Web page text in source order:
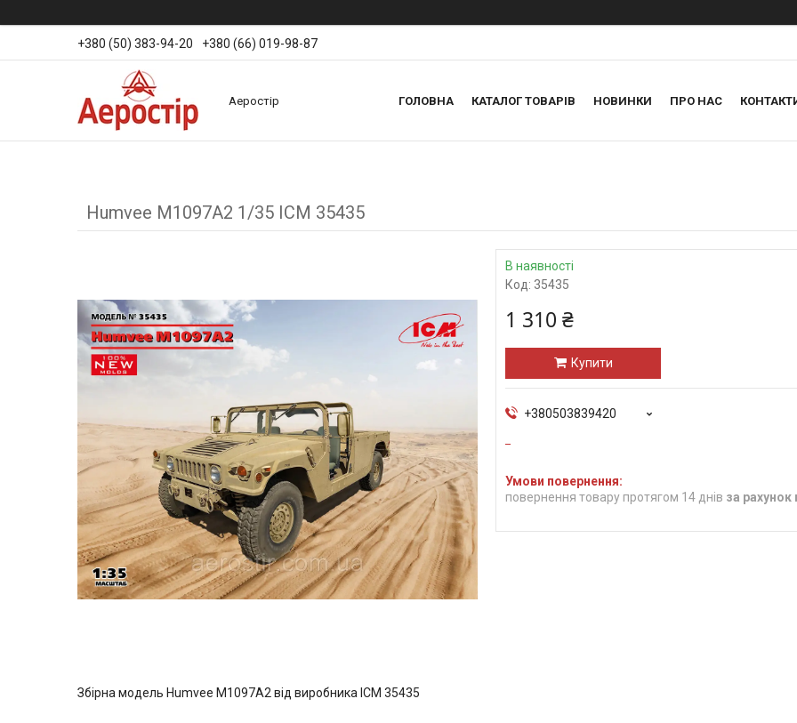
+380 (50) 383-94-20 +380 (66) 019-98-87
Аеростір ГОЛОВНА КАТАЛОГ ТОВАРІВ НОВИНКИ ПРО НАС
Humvee M1097A2 1/35 ICM 35435
В наявності
Код: 35435
1 310 ₴
Купити
+380503839420
повернення товару протягом 14 днів за рахунок
Збірна модель Humvee M1097A2 від виробника ICM 35435